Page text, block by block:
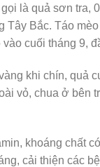
gọi là quả sơn tra,
Tây Bắc. Táo
cuối tháng 9,
khi chín, quả
vỏ, chua ở bên
khoáng chất
cải thiện các